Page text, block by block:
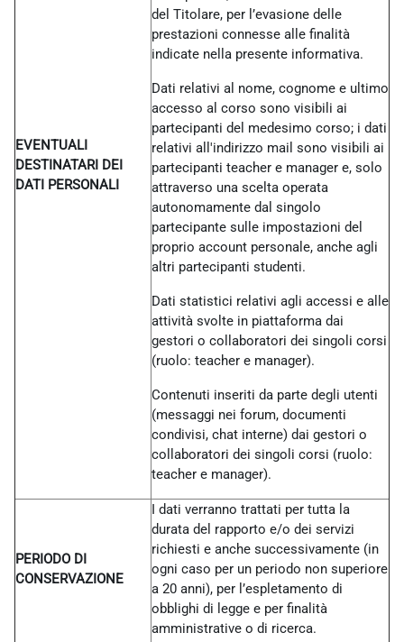
EVENTUALI
DESTINATARI DEI
DATI PERSONALI
del Titolare, per l’evasione delle
prestazioni connesse alle finalità
indicate nella presente informativa.
Dati relativi al nome, cognome e ultimo
accesso al corso sono visibili ai
partecipanti del medesimo corso; i dati
relativi all'indirizzo mail sono visibili ai
partecipanti teacher e manager e, solo
attraverso una scelta operata
autonomamente dal singolo
partecipante sulle impostazioni del
proprio account personale, anche agli
altri partecipanti studenti.
Dati statistici relativi agli accessi e alle
attività svolte in piattaforma dai
gestori o collaboratori dei singoli corsi
(ruolo: teacher e manager).
Contenuti inseriti da parte degli utenti
(messaggi nei forum, documenti
condivisi, chat interne) dai gestori o
collaboratori dei singoli corsi (ruolo:
teacher e manager).
PERIODO DI
CONSERVAZIONE
I dati verranno trattati per tutta la
durata del rapporto e/o dei servizi
richiesti e anche successivamente (in
ogni caso per un periodo non superiore
a 20 anni), per l’espletamento di
obblighi di legge e per finalità
amministrative o di ricerca.